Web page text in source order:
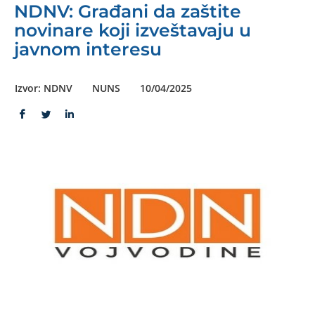
NDNV: Građani da zaštite
novinare koji izveštavaju u
javnom interesu
Izvor: NDNV NUNS 10/04/2025